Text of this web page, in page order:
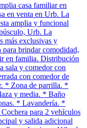
casa familiar en
en venta en Urb. La
amplia y funcional
Urb. La
más exclusivas y
para brindar comodidad,
en familia. Distribución
sala y comedor con
con comedor de
* Zona de parrilla. *
y media. * Baño
* Lavandería. *
para 2 vehículos
y salida adicional